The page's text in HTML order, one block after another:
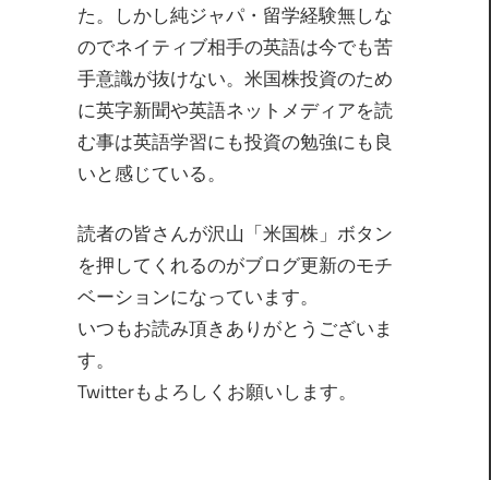
た。しかし純ジャパ・留学経験無しな
のでネイティブ相手の英語は今でも苦
手意識が抜けない。米国株投資のため
に英字新聞や英語ネットメディアを読
む事は英語学習にも投資の勉強にも良
いと感じている。
読者の皆さんが沢山「米国株」ボタン
を押してくれるのがブログ更新のモチ
ベーションになっています。
いつもお読み頂きありがとうございま
す。
Twitterもよろしくお願いします。